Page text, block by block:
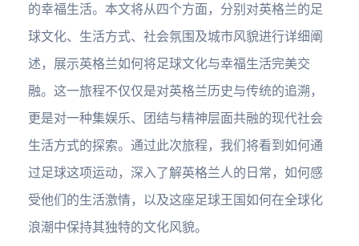
的幸福生活。本文将从四个方面，分别对英格兰的足
球文化、生活方式、社会氛围及城市风貌进行详细阐
述，展示英格兰如何将足球文化与幸福生活完美交
融。这一旅程不仅仅是对英格兰历史与传统的追溯，
更是对一种集娱乐、团结与精神层面共融的现代社会
生活方式的探索。通过此次旅程，我们将看到如何通
过足球这项运动，深入了解英格兰人的日常，如何感
受他们的生活激情，以及这座足球王国如何在全球化
浪潮中保持其独特的文化风貌。